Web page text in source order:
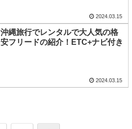
2024.03.15
沖縄旅行でレンタルで大人気の格
安フリードの紹介！ETC+ナビ付き
2024.03.15